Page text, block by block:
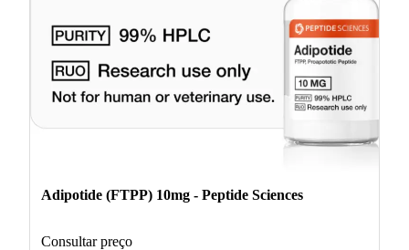
Adipotide (FTPP) 10mg - Peptide Sciences
Consultar preço